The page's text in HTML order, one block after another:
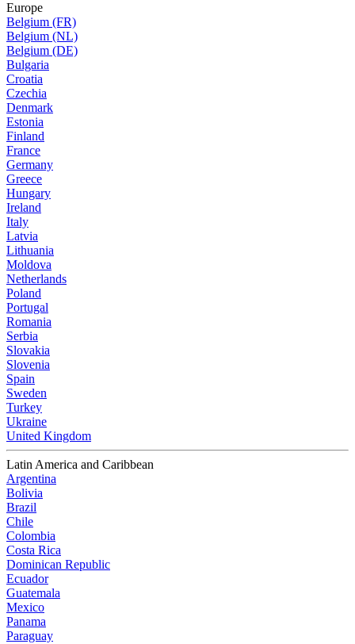
Europe
Belgium (FR)
Belgium (NL)
Belgium (DE)
Bulgaria
Croatia
Czechia
Denmark
Estonia
Finland
France
Germany
Greece
Hungary
Ireland
Italy
Latvia
Lithuania
Moldova
Netherlands
Poland
Portugal
Romania
Serbia
Slovakia
Slovenia
Spain
Sweden
Turkey
Ukraine
United Kingdom
Latin America and Caribbean
Argentina
Bolivia
Brazil
Chile
Colombia
Costa Rica
Dominican Republic
Ecuador
Guatemala
Mexico
Panama
Paraguay